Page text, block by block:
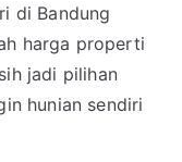
di Bandung
harga properti
jadi pilihan
hunian sendiri